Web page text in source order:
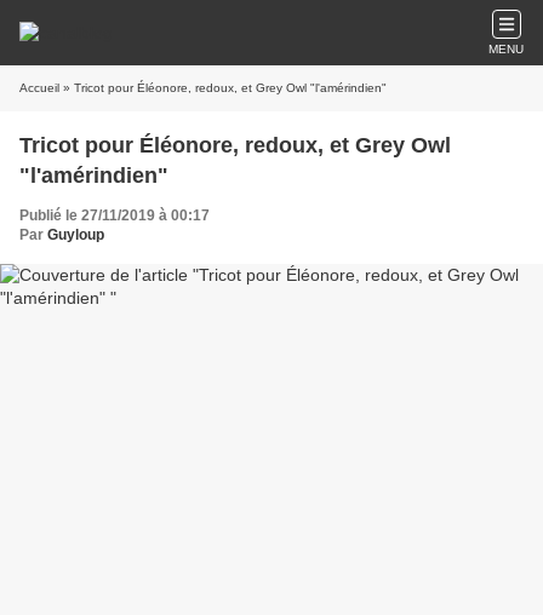
MENU
Accueil » Tricot pour Éléonore, redoux, et Grey Owl "l'amérindien"
Tricot pour Éléonore, redoux, et Grey Owl
"l'amérindien"
Publié le 27/11/2019 à 00:17
Par Guyloup